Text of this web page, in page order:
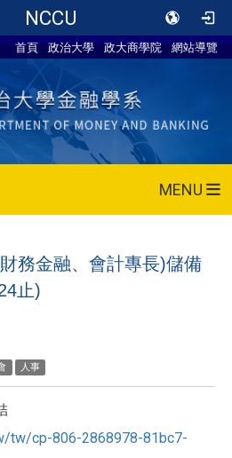
NCCU
首頁 政治大學 政大商學院 網站導覽
MENU
務金融、會計專長)儲備
止)
人事
tw/cp-806-2868978-81bc7-